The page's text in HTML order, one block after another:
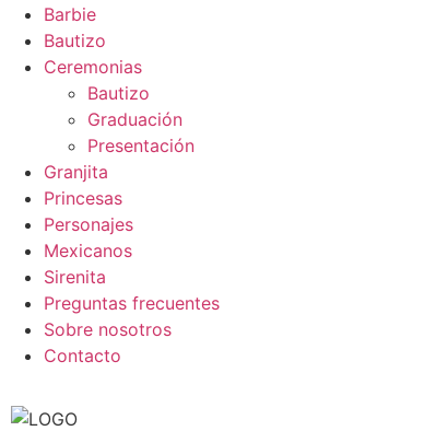
Barbie
Bautizo
Ceremonias
Bautizo
Graduación
Presentación
Granjita
Princesas
Personajes
Mexicanos
Sirenita
Preguntas frecuentes
Sobre nosotros
Contacto